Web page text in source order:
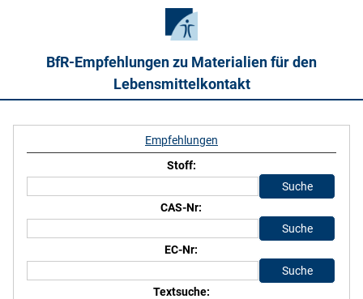
BfR-Empfehlungen zu Materialien für den
Lebensmittelkontakt
Empfehlungen
Stoff:
CAS-Nr:
EC-Nr:
Textsuche: